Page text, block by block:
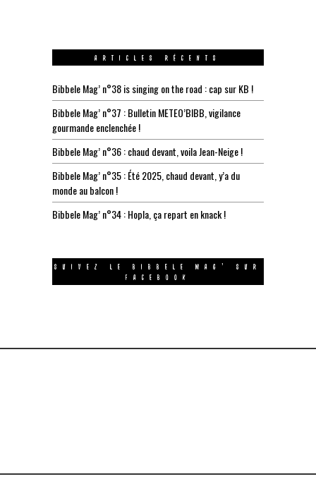
ARTICLES RÉCENTS
Bibbele Mag’ n°38 is singing on the road : cap sur KB !
Bibbele Mag’ n°37 : Bulletin METEO’BIBB, vigilance
gourmande enclenchée !
Bibbele Mag’ n°36 : chaud devant, voila Jean-Neige !
Bibbele Mag’ n°35 : Été 2025, chaud devant, y’a du
monde au balcon !
Bibbele Mag’ n°34 : Hopla, ça repart en knack !
SUIVEZ LE BIBBELE MAG’ SUR
FACEBOOK